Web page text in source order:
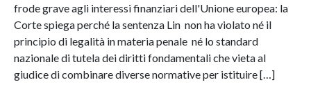
frode grave agli interessi finanziari dell'Unione europea: la
Corte spiega perché la sentenza Lin non ha violato né il
principio di legalità in materia penale né lo standard
nazionale di tutela dei diritti fondamentali che vieta al
giudice di combinare diverse normative per istituire […]